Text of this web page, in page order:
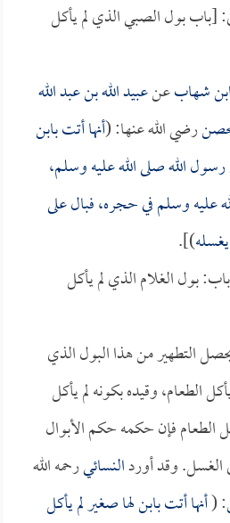
[باب بول الصبي الذي لم يأكل
ابن شهابعنعبيد الله بن عبد الله
رضي الله عنها: (أنها أتت بابن
رسول الله صلى الله عليه وسلم،
عليه وسلم في حجره، فبال على
)].
بول الغلام الذي لم يأكل
التطهير من هذا البول الذي
الطعام، وقيده بكونه لم يأكل
أكل الطعام فإن حكمه حكم الأبوال
الغسل. وقد أوردالنسائيرحمه الله
: (أنها أتت بابن لها صغير لم يأكل